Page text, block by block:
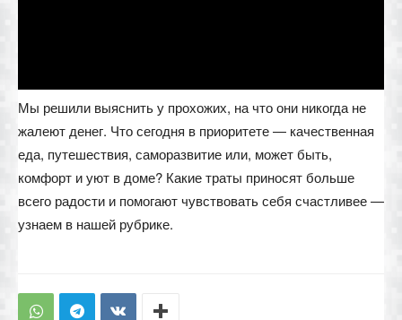
Мы решили выяснить у прохожих, на что они никогда не
жалеют денег. Что сегодня в приоритете — качественная
еда, путешествия, саморазвитие или, может быть,
комфорт и уют в доме? Какие траты приносят больше
всего радости и помогают чувствовать себя счастливее —
узнаем в нашей рубрике.